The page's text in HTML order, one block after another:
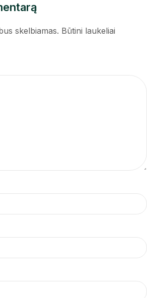
skelbiamas. Būtini laukeliai